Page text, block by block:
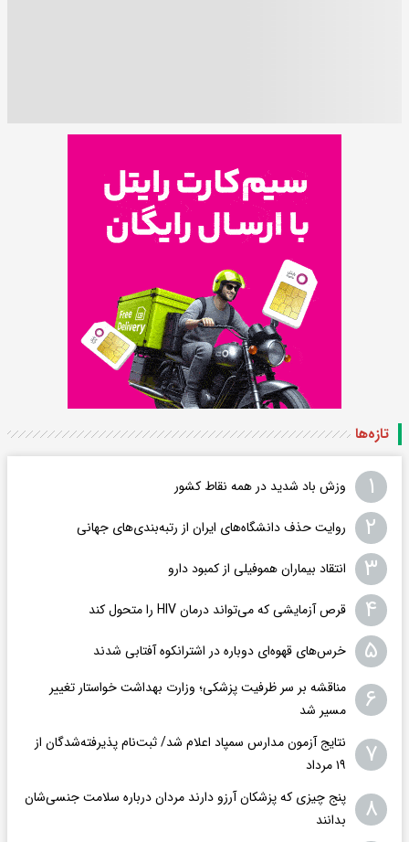
تازه‌ها
۱ وزش باد شدید در همه نقاط کشور
۲ روایت حذف دانشگاه‌های ایران از رتبه‌بندی‌های جهانی
۳ انتقاد بیماران هموفیلی از کمبود دارو
۴ قرص آزمایشی که می‌تواند درمان HIV را متحول کند
۵ خرس‌های قهوه‌ای دوباره در اشترانکوه آفتابی شدند
۶
مناقشه بر سر ظرفیت پزشکی؛ وزارت بهداشت خواستار تغییر
مسیر شد
۷
نتایج آزمون مدارس سمپاد اعلام شد/ ثبت‌نام پذیرفته‌شدگان از
۱۹ مرداد
۸
پنج چیزی که پزشکان آرزو دارند مردان درباره سلامت جنسی‌شان
بدانند